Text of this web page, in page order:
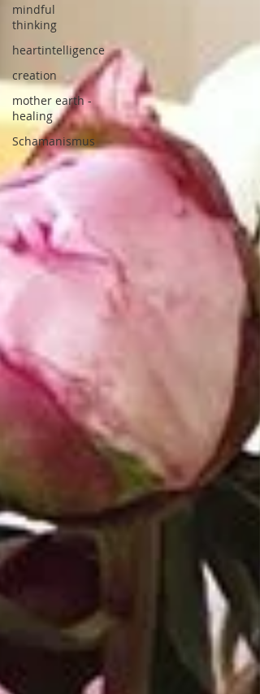
mindful
thinking
heartintelligence
creation
mother earth -
healing
Schamanismus